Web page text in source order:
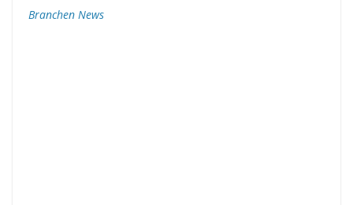
Branchen News